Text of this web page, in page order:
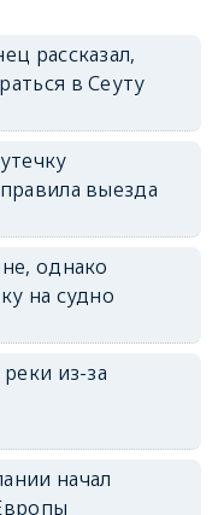
рассказал,
в Сеуту
выезда
однако
на судно
из-за
начал